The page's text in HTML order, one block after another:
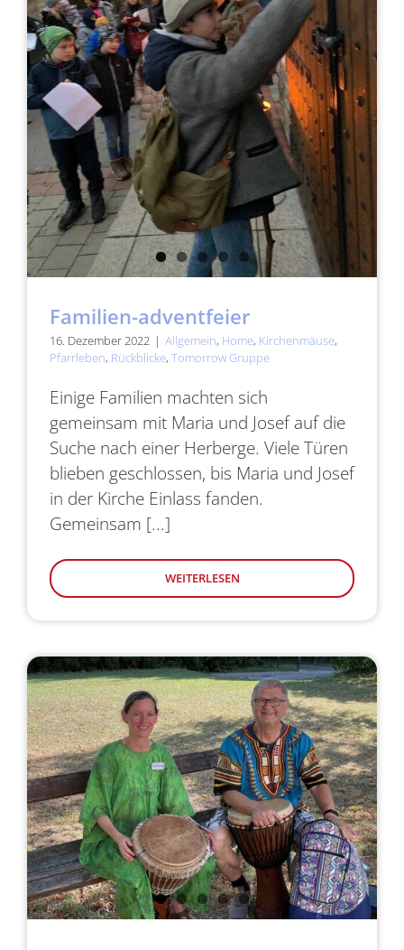
Familien-adventfeier
16. Dezember 2022 | Allgemein, Home, Kirchenmäuse,
Pfarrleben, Rückblicke, Tomorrow Gruppe
Einige Familien machten sich
gemeinsam mit Maria und Josef auf die
Suche nach einer Herberge. Viele Türen
blieben geschlossen, bis Maria und Josef
in der Kirche Einlass fanden.
Gemeinsam [...]
WEITERLESEN